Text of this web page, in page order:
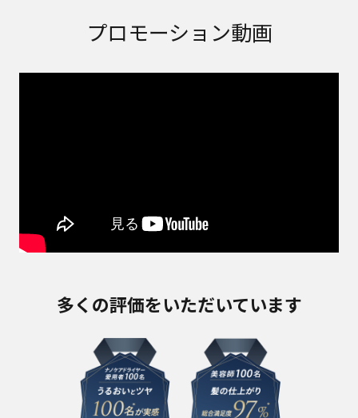
プロモーション動画
多くの評価をいただいています